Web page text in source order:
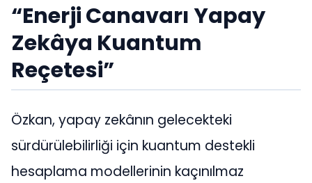
“Enerji Canavarı Yapay
Zekâya Kuantum
Reçetesi”
Özkan, yapay zekânın gelecekteki
sürdürülebilirliği için kuantum destekli
hesaplama modellerinin kaçınılmaz